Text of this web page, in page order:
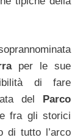
per le sue
di fare
del Parco
fra gli storici
di tutto l’arco